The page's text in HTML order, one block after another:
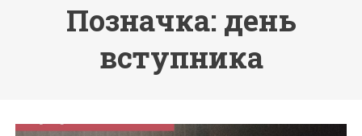
Позначка: день
вступника